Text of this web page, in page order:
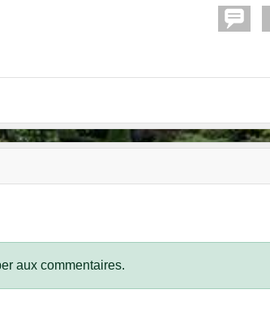
aux commentaires.